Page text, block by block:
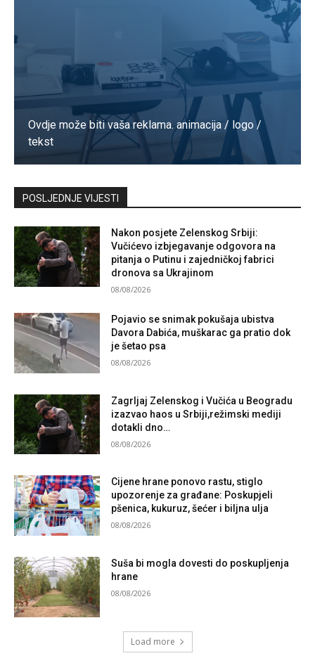
Ovdje može biti vaša reklama. animacija / logo /
tekst
Kontaktirajte nas
POSLJEDNJE VIJESTI
Nakon posjete Zelenskog Srbiji:
Vučićevo izbjegavanje odgovora na
pitanja o Putinu i zajedničkoj fabrici
dronova sa Ukrajinom
08/08/2026
Pojavio se snimak pokušaja ubistva
Davora Dabića, muškarac ga pratio dok
je šetao psa
08/08/2026
Zagrljaj Zelenskog i Vučića u Beogradu
izazvao haos u Srbiji,režimski mediji
dotakli dno…
08/08/2026
Cijene hrane ponovo rastu, stiglo
upozorenje za građane: Poskupjeli
pšenica, kukuruz, šećer i biljna ulja
08/08/2026
Suša bi mogla dovesti do poskupljenja
hrane
08/08/2026
Load more